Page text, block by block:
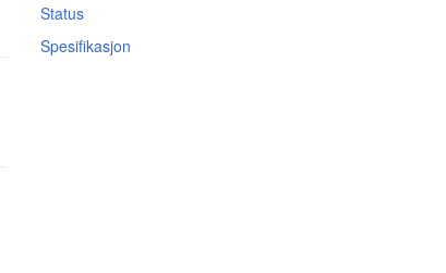
Status
Spesifikasjon